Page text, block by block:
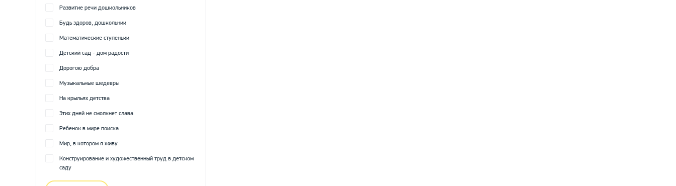
Развитие речи дошкольников
Будь здоров, дошкольник
Математические ступеньки
Детский сад - дом радости
Дорогою добра
Музыкальные шедевры
На крыльях детства
Этих дней не смолкнет слава
Ребенок в мире поиска
Мир, в котором я живу
Конструирование и художественный труд в детском
саду